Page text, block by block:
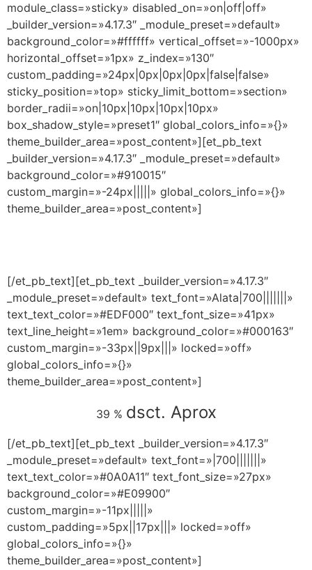
module_class=»sticky» disabled_on=»on|off|off»
_builder_version=»4.17.3″ _module_preset=»default»
background_color=»#ffffff» vertical_offset=»-1000px»
horizontal_offset=»1px» z_index=»130″
custom_padding=»24px|0px|0px|0px|false|false»
sticky_position=»top» sticky_limit_bottom=»section»
border_radii=»on|10px|10px|10px|10px»
box_shadow_style=»preset1″ global_colors_info=»{}»
theme_builder_area=»post_content»][et_pb_text
_builder_version=»4.17.3″ _module_preset=»default»
background_color=»#910015″
custom_margin=»-24px|||||» global_colors_info=»{}»
theme_builder_area=»post_content»]
[/et_pb_text][et_pb_text _builder_version=»4.17.3″
_module_preset=»default» text_font=»Alata|700|||||||»
text_text_color=»#EDF000″ text_font_size=»41px»
text_line_height=»1em» background_color=»#000163″
custom_margin=»-33px||9px|||» locked=»off»
global_colors_info=»{}»
theme_builder_area=»post_content»]
39 % dsct. Aprox
[/et_pb_text][et_pb_text _builder_version=»4.17.3″
_module_preset=»default» text_font=»|700|||||||»
text_text_color=»#0A0A11″ text_font_size=»27px»
background_color=»#E09900″
custom_margin=»-11px|||||»
custom_padding=»5px||17px|||» locked=»off»
global_colors_info=»{}»
theme_builder_area=»post_content»]